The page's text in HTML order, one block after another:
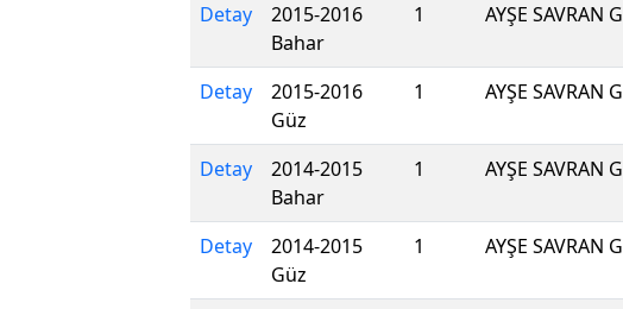
Detay
2015-2016
Bahar
1 AYŞE SAVRAN
Detay
2015-2016
Güz
1 AYŞE SAVRAN
Detay
2014-2015
Bahar
1 AYŞE SAVRAN
Detay
2014-2015
Güz
1 AYŞE SAVRAN